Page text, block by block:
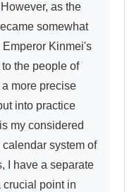
as the
somewhat
Kinmei's
the people of
more precise
into practice
my considered
system of
I have a separate
crucial point in